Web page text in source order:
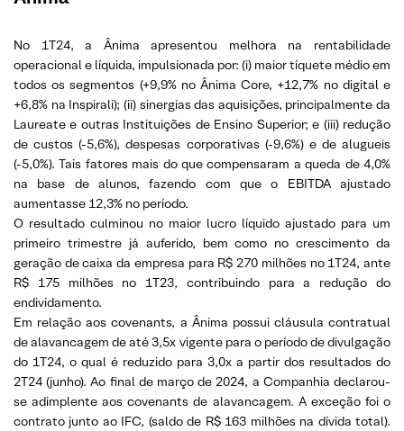
No 1T24, a Ânima apresentou melhora na rentabilidade
operacional e líquida, impulsionada por: (i) maior tíquete médio em
todos os segmentos (+9,9% no Ânima Core, +12,7% no digital e
+6,8% na Inspirali); (ii) sinergias das aquisições, principalmente da
Laureate e outras Instituições de Ensino Superior; e (iii) redução
de custos (-5,6%), despesas corporativas (-9,6%) e de alugueis
(-5,0%). Tais fatores mais do que compensaram a queda de 4,0%
na base de alunos, fazendo com que o EBITDA ajustado
aumentasse 12,3% no período.
O resultado culminou no maior lucro líquido ajustado para um
primeiro trimestre já auferido, bem como no crescimento da
geração de caixa da empresa para R$ 270 milhões no 1T24, ante
R$ 175 milhões no 1T23, contribuindo para a redução do
endividamento.
Em relação aos covenants, a Ânima possui cláusula contratual
de alavancagem de até 3,5x vigente para o período de divulgação
do 1T24, o qual é reduzido para 3,0x a partir dos resultados do
2T24 (junho). Ao final de março de 2024, a Companhia declarou-
se adimplente aos covenants de alavancagem. A exceção foi o
contrato junto ao IFC, (saldo de R$ 163 milhões na dívida total).